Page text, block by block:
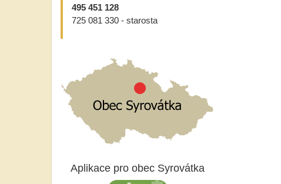
495 451 128
725 081 330 - starosta
Aplikace pro obec Syrovátka